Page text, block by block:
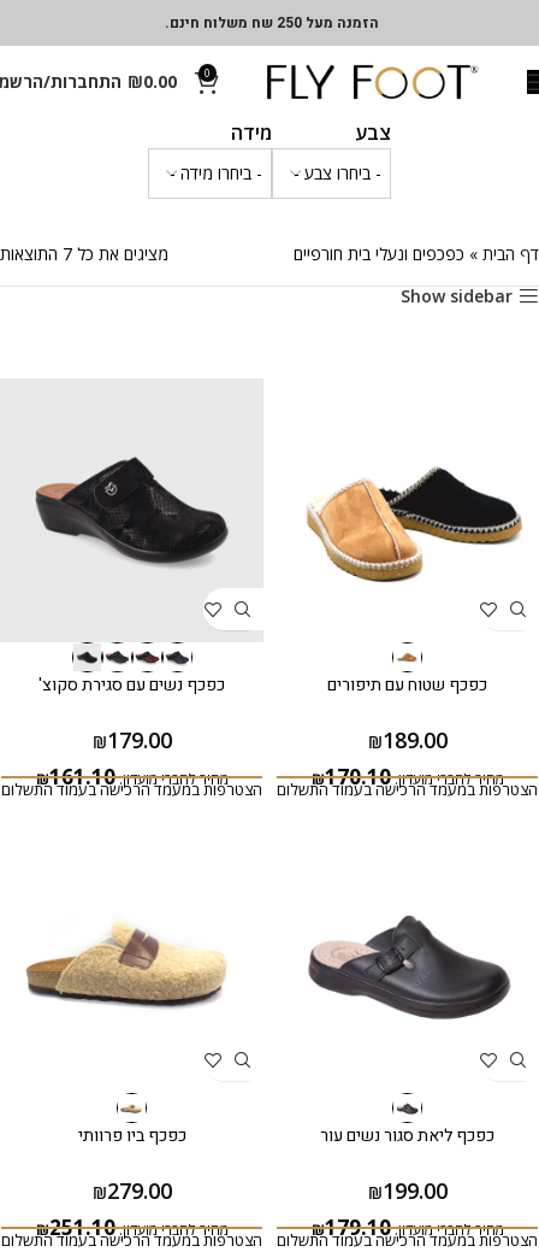
הזמנה מעל 250 שח משלוח חינם.
0
₪0.00 התחברות/
צבע מידה
דף הבית » כפכפים ונעלי בית חורפיים
מציגים את כל ⁦7⁩ התוצאות
Show sidebar
כפכף שטוח עם תיפורים
₪189.00
מחיר לחברי מועדון: ₪170.10
הצטרפות במעמד הרכישה בעמוד התשלום
כפכף נשים עם סגירת סקוצ'
₪179.00
מחיר לחברי מועדון: ₪161.10
הצטרפות במעמד הרכישה בעמוד התשלום
כפכף ליאת סגור נשים עור
₪199.00
מחיר לחברי מועדון: ₪179.10
הצטרפות במעמד הרכישה בעמוד התשלום
כפכף ביו פרוותי
₪279.00
מחיר לחברי מועדון: ₪251.10
הצטרפות במעמד הרכישה בעמוד התשלום